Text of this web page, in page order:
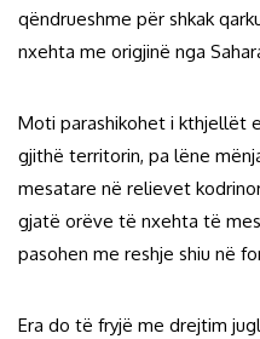
qëndrueshme për shkak
nxehta me origjinë nga
Moti parashikohet i kthjellët
gjithë territorin, pa lëne
mesatare në relievet
gjatë orëve të nxehta të
pasohen me reshje shiu në
Era do të fryjë me drejtim